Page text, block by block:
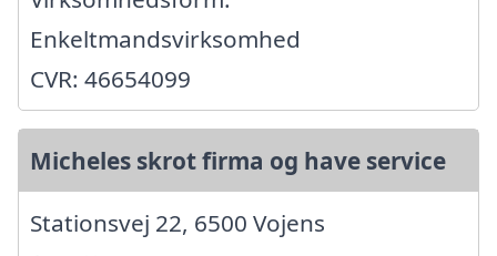
Enkeltmandsvirksomhed
CVR: 46654099
Micheles skrot firma og have service
Stationsvej 22, 6500 Vojens